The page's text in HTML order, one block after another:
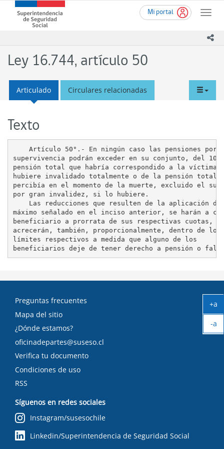
contenido
Mi portal
Toggle
Superintendencia
de
(SUSESO)
-
de
Chile
Ley 16.744, artículo 50
Articulado Circulares relacionadas
Texto
    Artículo 50°.- En ningún caso las pensiones por
supervivencia podrán exceder en su conjunto, del
pensión total que habría correspondido a la víctima
hubiere invalidado totalmente o de la pensión total
percibía en el momento de la muerte, excluido el
por gran invalidez, si lo hubiere.
Las reducciones que resulten de la aplicación
máximo señalado en el inciso anterior, se harán a
beneficiario a prorrata de sus respectivas cuotas,
acrecerán, también, proporcionalmente, dentro de los
límites respectivos a medida que alguno de los
Preguntas frecuentes
Mapa del sitio
¿Dónde estamos?
oficinadepartes@suseso.cl
Verifica tu documento
Condiciones de uso
RSS
Síguenos en redes sociales
Instagram/susesochile
Linkedin/Superintendencia de Seguridad Social
+a
-a